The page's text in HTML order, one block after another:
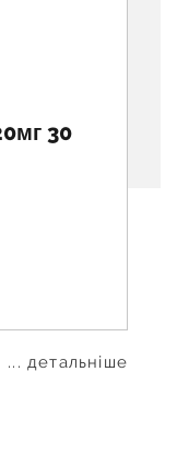
30
... детальніше